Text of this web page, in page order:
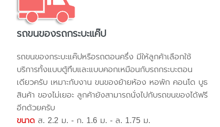
รถขนของรถกระบะแค๊ป
รถขนของกระบะแค๊ปหรือรถตอนครึ่ง มีให้ลูกค้าเลือกใช้
บริการทั้งแบบตู้ทึบและแบบคอกเหมือนกับรถกระบะตอน
เดียวครับ เหมาะกับงาน ขนของย้ายห้อง หอพัก คอนโด บูธ
สินค้า ของไม่เยอะ ลูกค้ายังสามารถนั่งไปกับรถขนของได้ฟรี
อีกด้วยครับ
ขนาด ส. 2.2 ม. - ก. 1.6 ม. - ล. 1.75 ม.